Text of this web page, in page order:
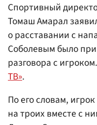
Спортивный
Томаш Амарал
о расставании с
Соболевым было
разговора с
ТВ».
По его словам,
на троих вместе с